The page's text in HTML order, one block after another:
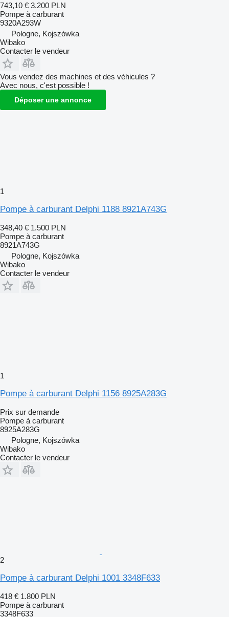
743,10 € 3.200 PLN
Pompe à carburant
9320A293W
Pologne, Kojszówka
Wibako
Contacter le vendeur
Vous vendez des machines et des véhicules ?
Avec nous, c'est possible !
Déposer une annonce
1
Pompe à carburant Delphi 1188 8921A743G
348,40 € 1.500 PLN
Pompe à carburant
8921A743G
Pologne, Kojszówka
Wibako
Contacter le vendeur
1
Pompe à carburant Delphi 1156 8925A283G
Prix sur demande
Pompe à carburant
8925A283G
Pologne, Kojszówka
Wibako
Contacter le vendeur
2
Pompe à carburant Delphi 1001 3348F633
418 € 1.800 PLN
Pompe à carburant
3348F633